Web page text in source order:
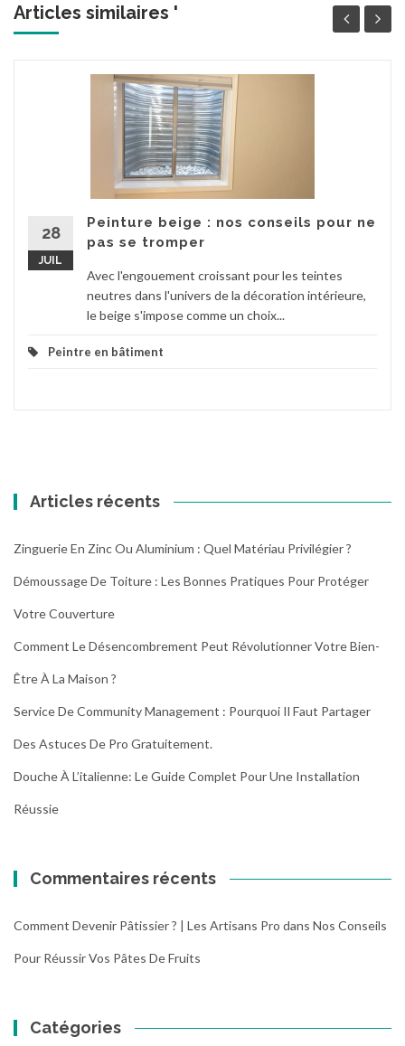
Articles similaires '
28
JUIL
Peinture beige : nos conseils pour ne
pas se tromper
Avec l'engouement croissant pour les teintes
neutres dans l'univers de la décoration intérieure,
le beige s'impose comme un choix...
Peintre en bâtiment
Articles récents
Zinguerie En Zinc Ou Aluminium : Quel Matériau Privilégier ?
Démoussage De Toiture : Les Bonnes Pratiques Pour Protéger
Votre Couverture
Comment Le Désencombrement Peut Révolutionner Votre Bien-
Être À La Maison ?
Service De Community Management : Pourquoi Il Faut Partager
Des Astuces De Pro Gratuitement.
Douche À L’italienne: Le Guide Complet Pour Une Installation
Réussie
Commentaires récents
Comment Devenir Pâtissier ? | Les Artisans Pro dans Nos Conseils
Pour Réussir Vos Pâtes De Fruits
Catégories